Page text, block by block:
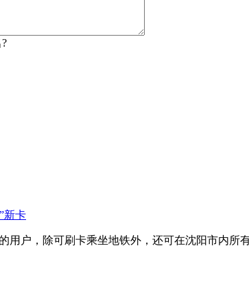
新卡
用户，除可刷卡乘坐地铁外，还可在沈阳市内所